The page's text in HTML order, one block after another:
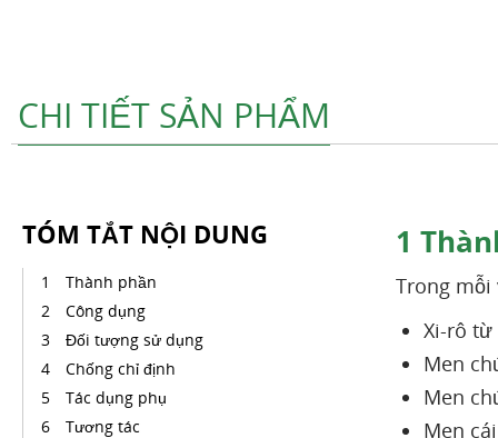
CHI TIẾT SẢN PHẨM
TÓM TẮT NỘI DUNG
Thành phần
Công dụng
Đối tượng sử dụng
Chống chỉ định
Tác dụng phụ
Tương tác
1
Trong mỗi
Xi-rô từ
Men
Men
Men